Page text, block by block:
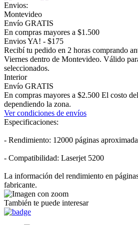
Envios:
Montevideo
Envío GRATIS
En compras mayores a $1.500
Envios YA! - $175
Recibí tu pedido en 2 horas comprando
Viernes dentro de Montevideo. Válido
seleccionados.
Interior
Envío GRATIS
En compras mayores a $2.500 El costo
dependiendo la zona.
Ver condiciones de envíos
Especificaciones:
- Rendimiento: 12000 páginas
- Compatibilidad: Laserjet 5200
La información del rendimiento en
fabricante.
También te puede interesar